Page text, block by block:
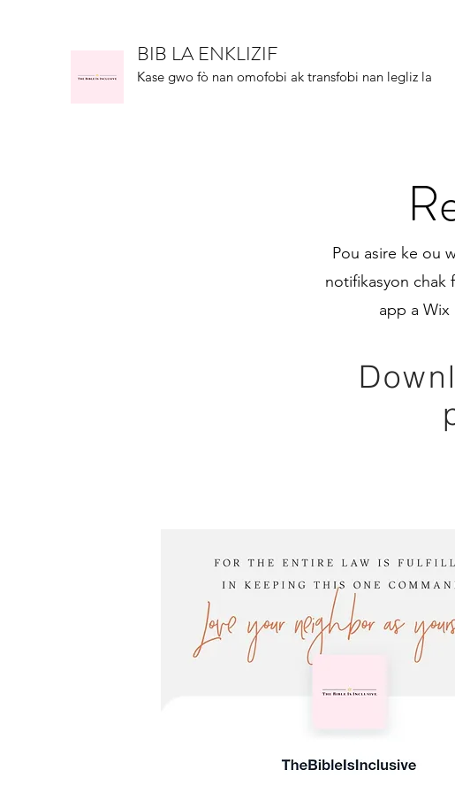
BIB LA ENKLIZIF
Kase gwo fò nan omofobi ak transfobi nan legliz la
Pou asire ke ou
notifikasyon chak
app a Wix